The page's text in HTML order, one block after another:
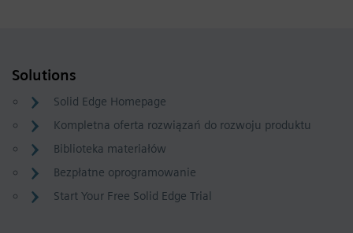
Solutions
Solid Edge Homepage
Kompletna oferta rozwiązań do rozwoju produktu
Biblioteka materiałów
Bezpłatne oprogramowanie
Start Your Free Solid Edge Trial